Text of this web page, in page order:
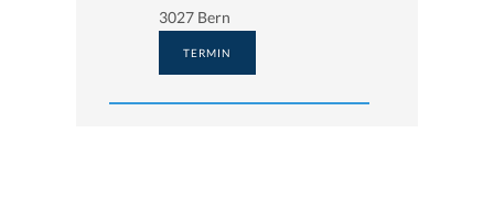
3027 Bern
TERMIN